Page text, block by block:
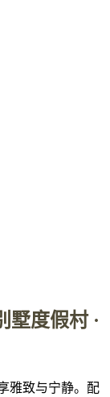
墅度假村 ·
雅致与宁静。配